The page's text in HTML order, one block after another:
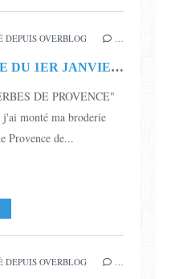
DEPUIS OVERBLOG
SAL "BRODERIE DU 1ER JANVIER - MILLESIME 2020" - MP19 - TERMINEE
DE PROVENCE"
monté ma broderie
Provence de...
DEPUIS OVERBLOG